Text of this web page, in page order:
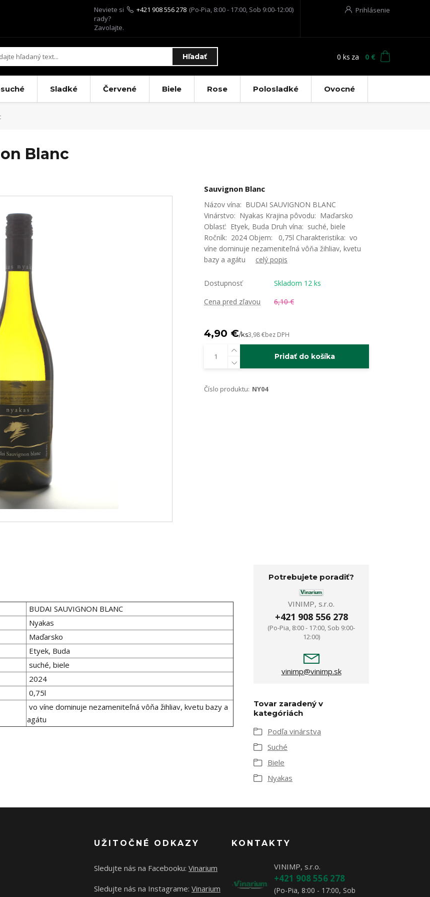
Prihlásenie
Hľadať
Neviete si
rady?
Zavolajte.
+421 908 556 278 (Po-Pia, 8:00 - 17:00, Sob 9:00-12:00)
0 ks za 0 €
Sladké Červené Biele Rose Polosladké Ovocné
Blanc
Sauvignon Blanc
Názov vína: BUDAI SAUVIGNON BLANC
Vinárstvo: Nyakas Krajina pôvodu: Maďarsko
Oblasť: Etyek, Buda Druh vína: suché, biele
Ročník: 2024 Objem: 0,75l Charakteristika: vo
víne dominuje nezameniteľná vôňa žihliav, kvetu
bazy a agátu celý popis
Dostupnosť
Skladom 12 ks
Cena pred zľavou
6,10 €
4,90 €/ks3,98 €bez DPH
Pridať do košíka
Číslo produktu: NY04
BUDAI SAUVIGNON BLANC
Nyakas
Maďarsko
Etyek, Buda
suché, biele
2024
0,75l
vo víne dominuje nezameniteľná vôňa žihliav, kvetu bazy a
agátu
Potrebujete poradiť?
VINIMP, s.r.o.
+421 908 556 278
(Po-Pia, 8:00 - 17:00, Sob 9:00-
12:00)
vinimp@vinimp.sk
Tovar zaradený v
kategóriách
Podľa vinárstva
Suché
Biele
Nyakas
UŽITOČNÉ ODKAZY
Sledujte nás na Facebooku: Vinarium
Sledujte nás na Instagrame: Vinarium
KONTAKTY
VINIMP, s.r.o.
+421 908 556 278
(Po-Pia, 8:00 - 17:00, Sob